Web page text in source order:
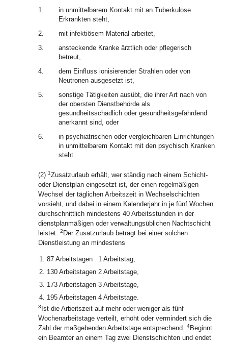
1.
in unmittelbarem Kontakt mit an Tuberkulose
Erkrankten steht,
2.
mit infektiösem Material arbeitet,
3.
ansteckende Kranke ärztlich oder pflegerisch
betreut,
4.
dem Einfluss ionisierender Strahlen oder von
Neutronen ausgesetzt ist,
5.
sonstige Tätigkeiten ausübt, die ihrer Art nach von
der obersten Dienstbehörde als
gesundheitsschädlich oder gesundheitsgefährdend
anerkannt sind, oder
6.
in psychiatrischen oder vergleichbaren Einrichtungen
in unmittelbarem Kontakt mit den psychisch Kranken
steht.
(2) 1Zusatzurlaub erhält, wer ständig nach einem Schicht-
oder Dienstplan eingesetzt ist, der einen regelmäßigen
Wechsel der täglichen Arbeitszeit in Wechselschichten
vorsieht, und dabei in einem Kalenderjahr in je fünf Wochen
durchschnittlich mindestens 40 Arbeitsstunden in der
dienstplanmäßigen oder verwaltungsüblichen Nachtschicht
leistet. 2 Der Zusatzurlaub beträgt bei einer solchen
Dienstleistung an mindestens
1. 87 Arbeitstagen
1 Arbeitstag,
2. 130 Arbeitstagen 2 Arbeitstage,
3. 173 Arbeitstagen 3 Arbeitstage,
4. 195 Arbeitstagen 4 Arbeitstage.
3 Ist die Arbeitszeit auf mehr oder weniger als fünf
Wochenarbeitstage verteilt, erhöht oder vermindert sich die
Zahl der maßgebenden Arbeitstage entsprechend. 4Beginnt
ein Beamter an einem Tag zwei Dienstschichten und endet